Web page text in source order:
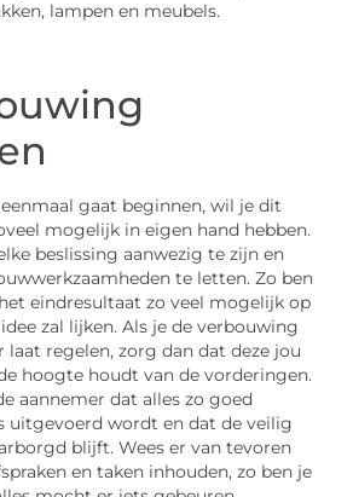
lampen en meubels.
gaat beginnen, wil je dit
mogelijk in eigen hand hebben.
beslissing aanwezig te zijn en
te letten. Zo ben
eindresultaat zo veel mogelijk op
zal lijken. Als je de verbouwing
laat regelen, zorg dan dat deze jou
hoogte houdt van de vorderingen.
aannemer dat alles zo goed
uitgevoerd wordt en dat de veilig
blijft. Wees er van tevoren
en taken inhouden, zo ben je